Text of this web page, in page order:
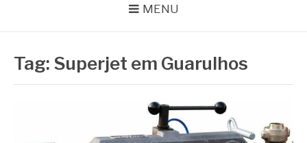
MENU
Tag: Superjet em Guarulhos